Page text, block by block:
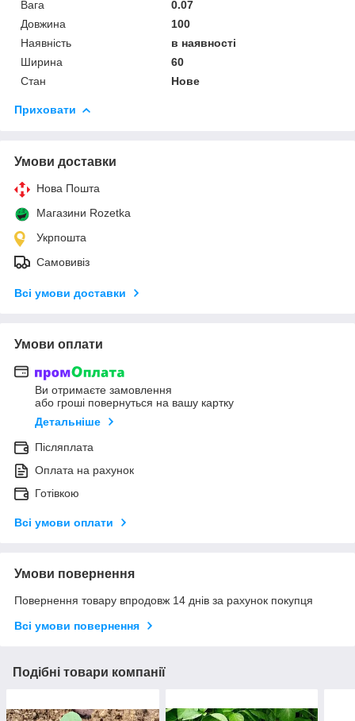
Вага
0.07
Довжина
100
Наявність
в наявності
Ширина
60
Стан
Нове
Приховати
Умови доставки
Нова Пошта
Магазини Rozetka
Укрпошта
Самовивіз
Всі умови доставки
Умови оплати
Ви отримаєте замовлення
або гроші повернуться на вашу картку
Детальніше
Післяплата
Оплата на рахунок
Готівкою
Всі умови оплати
Умови повернення
Повернення товару впродовж 14 днів за рахунок покупця
Всі умови повернення
Подібні товари компанії